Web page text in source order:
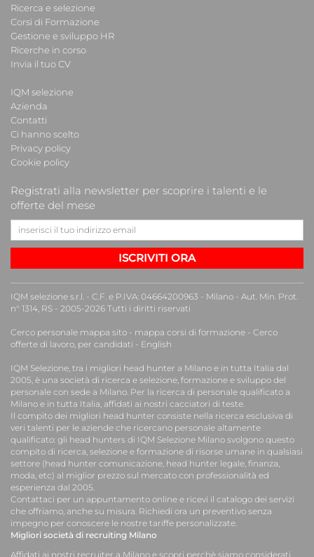
Ricerca e selezione
Corsi di Formazione
Gestione e sviluppo HR
Ricerche in corso
Invia il tuo CV
IQM selezione
Azienda
Contatti
Ci hanno scelto
Privacy policy
Cookie policy
Registrati alla newsletter per scoprire i talenti e le
offerte del mese
ISCRIVITI ORA
IQM selezione s.r.l. - C.F. e P.IVA: 04664200963 - Milano - Aut. Min. Prot.
n° 1314, RS - 2005-2026 Tutti i diritti riservati
Cerco personale mappa sito - mappa corsi di formazione - Cerco
offerte di lavoro, per candidati - English
IQM Selezione, tra i migliori head hunter a Milano e in tutta Italia dal
2005, è una società di ricerca e selezione, formazione e sviluppo del
personale con sede a Milano. Per la ricerca di personale qualificato a
Milano e in tutta Italia, affidati ai nostri cacciatori di teste.
Il compito dei migliori head hunter consiste nella ricerca esclusiva di
veri talenti per le aziende che ricercano personale altamente
qualificato: gli head hunters di IQM Selezione Milano svolgono questo
compito di ricerca, selezione e formazione di risorse umane in qualsiasi
settore (head hunter comunicazione, head hunter legale, finanza,
moda, etc) al miglior prezzo sul mercato con professionalità ed
esperienza dal 2005.
Contattaci per un appuntamento online e ricevi il catalogo dei servizi
che offriamo, anche su misura. Richiedi ora un preventivo senza
impegno per conoscere le nostre tariffe personalizzate.
Migliori società di recruiting Milano
Affidati ai nostri recruiter a Milano e scopri perchè siamo considerati